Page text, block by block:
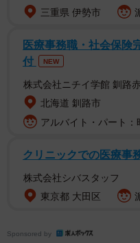
三重県 伊勢市
医療事務職・社会保険
付
NEW
株式会社ニチイ学館 釧路
北海道 釧路市
アルバイト・パート
クリニックでの医療事
株式会社シバスタッフ
東京都 大田区
Sponsored by